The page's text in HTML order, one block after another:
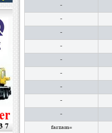
-
-
-
-
-
-
-
-
-
=farzam